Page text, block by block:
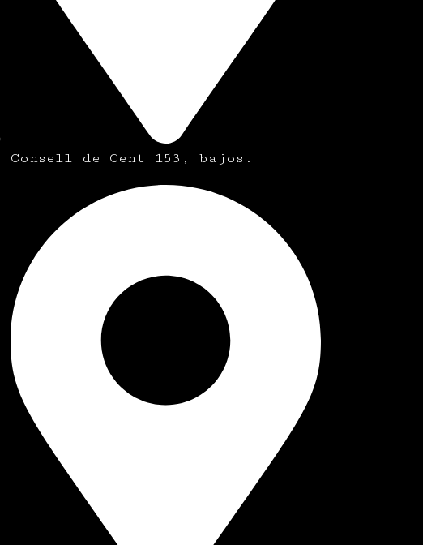
Consell de Cent 153, bajos.